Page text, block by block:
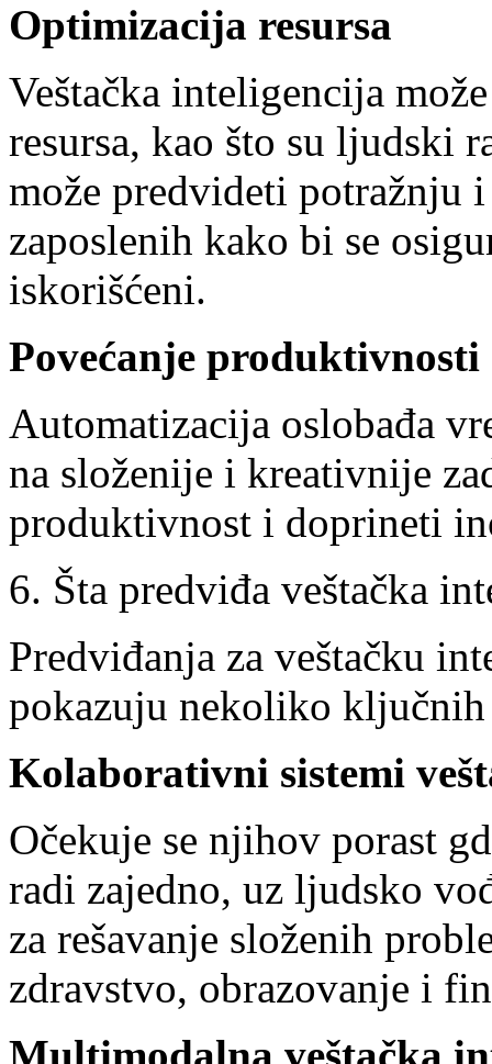
Optimizacija resursa
Veštačka inteligencija
resursa, kao što su ljudski
može predvideti potražnju
zaposlenih kako bi se
iskorišćeni.
Povećanje produktivnosti
Automatizacija oslobađa
na složenije i kreativnije
produktivnost i doprineti
6. Šta predviđa veštačka
Predviđanja za veštačku
pokazuju nekoliko
Kolaborativni sistemi
Očekuje se njihov porast
radi zajedno, uz ljudsko
za rešavanje složenih
zdravstvo, obrazovanje i